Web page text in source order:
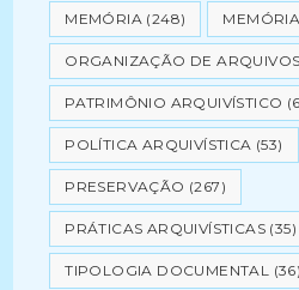
MEMÓRIA (248)
ORGANIZAÇÃO DE ARQUIVOS
PATRIMÔNIO ARQUIVÍSTICO
POLÍTICA ARQUIVÍSTICA (53)
PRESERVAÇÃO (267)
PRÁTICAS ARQUIVÍSTICAS (35)
TIPOLOGIA DOCUMENTAL (36)